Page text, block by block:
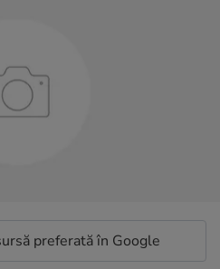
preferată în Google